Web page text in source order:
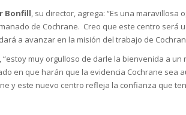
Bonfill, su director, agrega: “Es una
de Cochrane. Creo que este centro
a avanzar en la misión del trabajo de
muy orgulloso de darle la bienvenida a
en que harán que la evidencia Cochrane sea
y este nuevo centro refleja la confianza que